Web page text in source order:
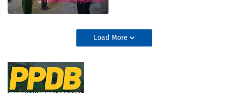
Load More